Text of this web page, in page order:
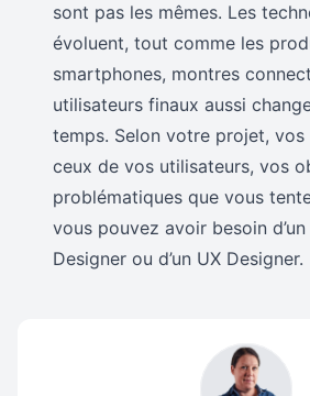
sont pas les mêmes. Les
évoluent, tout comme les
smartphones, montres
utilisateurs finaux aussi
temps. Selon votre projet, vos
ceux de vos utilisateurs, vos
problématiques que vous
vous pouvez avoir besoin
Designer ou d’un UX Designer.